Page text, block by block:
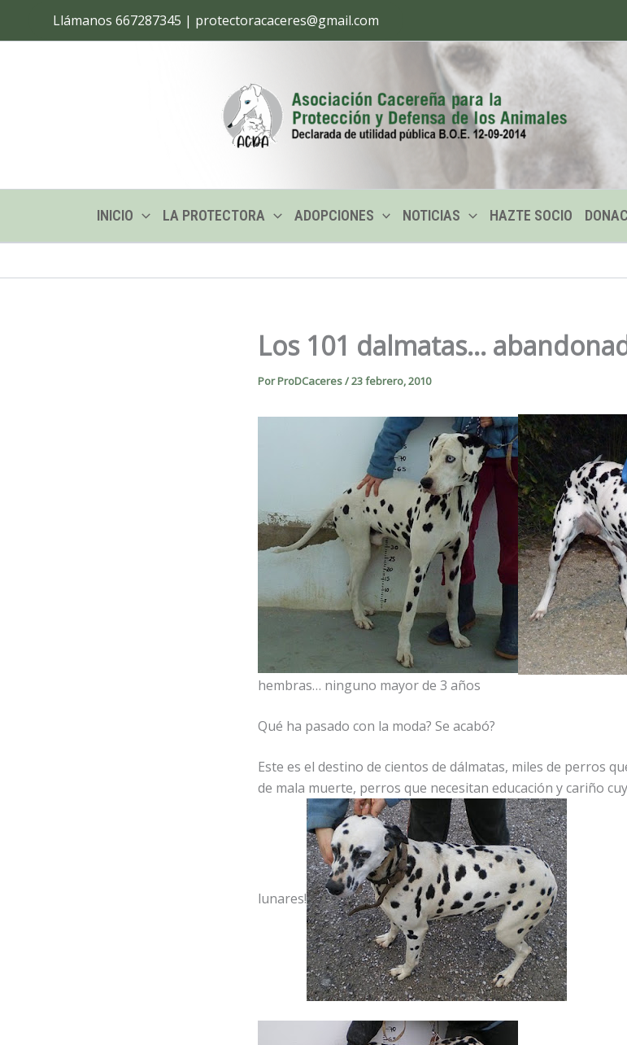
Llámanos 667287345 | protectoracaceres@gmail.com
INICIO LA PROTECTORA ADOPCIONES NOTICIAS HAZTE SOCIO
Los 101 dalmatas…
PorProDCaceres/23 febrero, 2010
hembras… ninguno mayor de 3 años
Qué ha pasado con la moda? Se acabó?
Este es el destino de cientos de dálmatas, miles de perros
de mala muerte, perros que necesitan educación y cariño
lunares!